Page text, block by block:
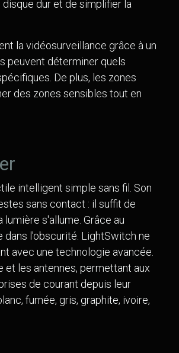
dur et de simplifier la
la vidéosurveillance grâce à un
peuvent déterminer quels
De plus, les zones
des zones sensibles tout en
intelligent simple sans fil. Son
sans contact : il suffit de
s'allume. Grâce au
dans l'obscurité. LightSwitch ne
avec une technologie avancée.
les antennes, permettant aux
de courant depuis leur
fumée, gris, graphite, ivoire,
App Ajax IOS
App Ajax
Page d'accueil • À propos de nous